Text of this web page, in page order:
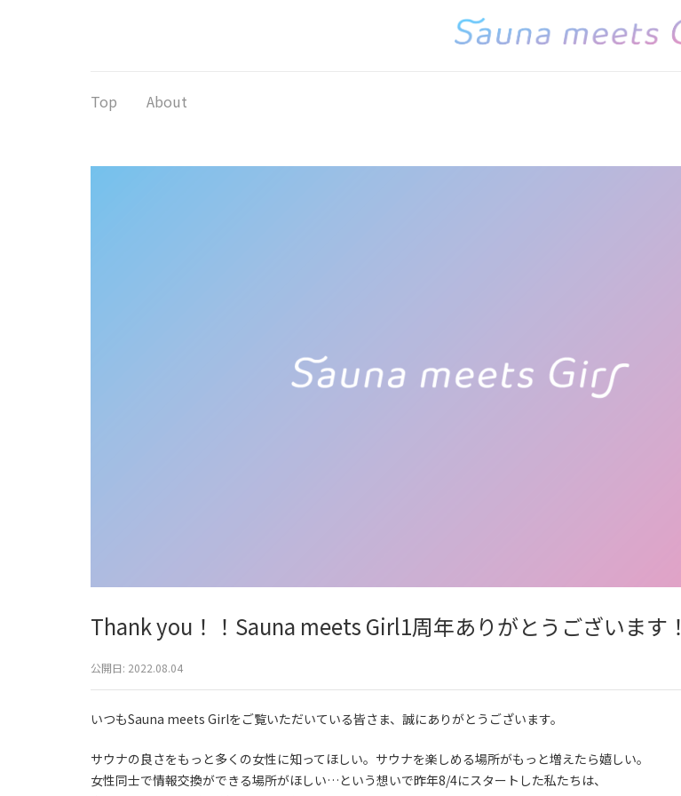
Top About
Thank you！！Sauna meets Girl1周年ありがとうございます！
公開日: 2022.08.04
いつもSauna meets Girlをご覧いただいている皆さま、誠にありがとうございます。
サウナの良さをもっと多くの女性に知ってほしい。サウナを楽しめる場所がもっと増えたら嬉しい。
女性同士で情報交換ができる場所がほしい…という想いで昨年8/4にスタートした私たちは、